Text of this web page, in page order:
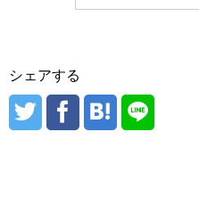
シェアする